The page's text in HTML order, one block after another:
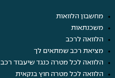
מחשבון הלוואות
משכנתאות
הלוואה לרכב
מציאת רכב שמתאים לך
הלוואה לכל מטרה כנגד שיעבוד רכב
הלוואה לכל מטרה חוץ בנקאית